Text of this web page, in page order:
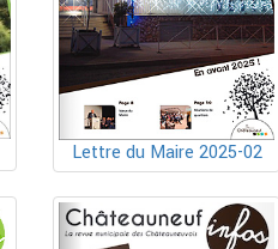
Lettre du Maire 2025-02